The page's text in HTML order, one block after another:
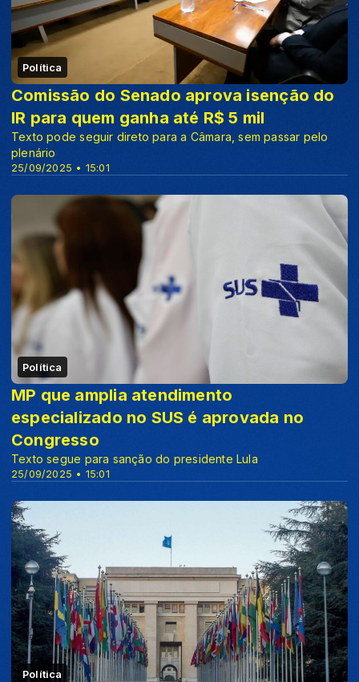
Política
25/09/2025 • 15:01
Comissão do Senado aprova isenção do
IR para quem ganha até R$ 5 mil
Texto pode seguir direto para a Câmara, sem passar pelo
plenário
Política
25/09/2025 • 15:01
MP que amplia atendimento
especializado no SUS é aprovada no
Congresso
Texto segue para sanção do presidente Lula
Política